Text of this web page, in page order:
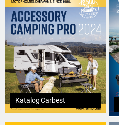
Katalog Carbest